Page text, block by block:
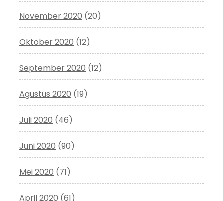
November 2020 (20)
Oktober 2020 (12)
September 2020 (12)
Agustus 2020 (19)
Juli 2020 (46)
Juni 2020 (90)
Mei 2020 (71)
April 2020 (61)